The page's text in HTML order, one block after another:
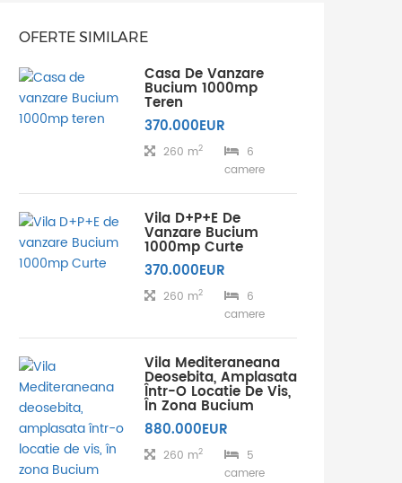
OFERTE SIMILARE
Casa De Vanzare
Bucium 1000mp
Teren
370.000EUR
260 m2
6
camere
Vila D+P+E De
Vanzare Bucium
1000mp Curte
370.000EUR
260 m2
6
camere
Vila Mediteraneana
Deosebita, Amplasata
Într-O Locatie De Vis,
În Zona Bucium
880.000EUR
260 m2
5
camere